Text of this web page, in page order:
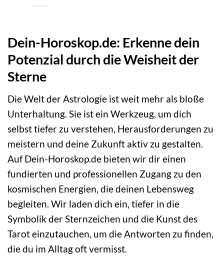
Dein-Horoskop.de: Erkenne dein
Potenzial durch die Weisheit der
Sterne
Die Welt der Astrologie ist weit mehr als bloße
Unterhaltung. Sie ist ein Werkzeug, um dich
selbst tiefer zu verstehen, Herausforderungen zu
meistern und deine Zukunft aktiv zu gestalten.
Auf Dein-Horoskop.de bieten wir dir einen
fundierten und professionellen Zugang zu den
kosmischen Energien, die deinen Lebensweg
begleiten. Wir laden dich ein, tiefer in die
Symbolik der Sternzeichen und die Kunst des
Tarot einzutauchen, um die Antworten zu finden,
die du im Alltag oft vermisst.